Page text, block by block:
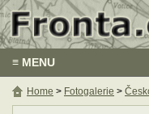
≡ MENU
Home > Fotogalerie >